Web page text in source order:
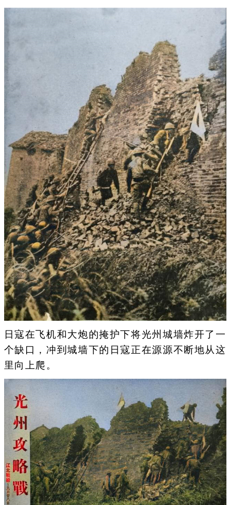
日寇在飞机和大炮的掩护下将光州城墙炸开了一
个缺口，冲到城墙下的日寇正在源源不断地从这
里向上爬。